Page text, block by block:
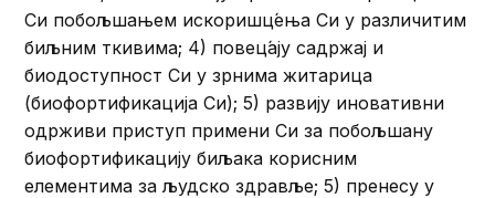
Си побољшањем искоришц́ења Си у различитим
биљним ткивима; 4) повец́ају садржај и
биодоступност Си у зрнима житарица
(биофортификација Си); 5) развију иновативни
одрживи приступ примени Си за побољшану
биофортификацију биљака корисним
елементима за људско здравље; 5) пренесу у